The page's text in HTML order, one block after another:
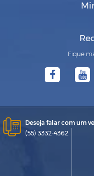
Fique
Deseja falar com um
(55) 3332-4362